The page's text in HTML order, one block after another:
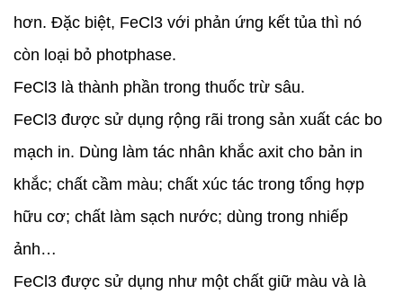
hơn. Đặc biệt, FeCl3 với phản ứng kết tủa thì nó
còn loại bỏ photphase.
FeCl3 là thành phần trong thuốc trừ sâu.
FeCl3 được sử dụng rộng rãi trong sản xuất các bo
mạch in. Dùng làm tác nhân khắc axit cho bản in
khắc; chất cầm màu; chất xúc tác trong tổng hợp
hữu cơ; chất làm sạch nước; dùng trong nhiếp
ảnh…
FeCl3 được sử dụng như một chất giữ màu và là